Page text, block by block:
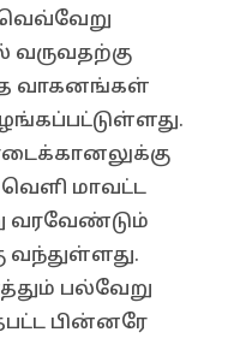
வாகனங்கள்
வெளி மாவட்ட
வரவேண்டும்
வந்துள்ளது.
பல்வேறு
பின்னரே